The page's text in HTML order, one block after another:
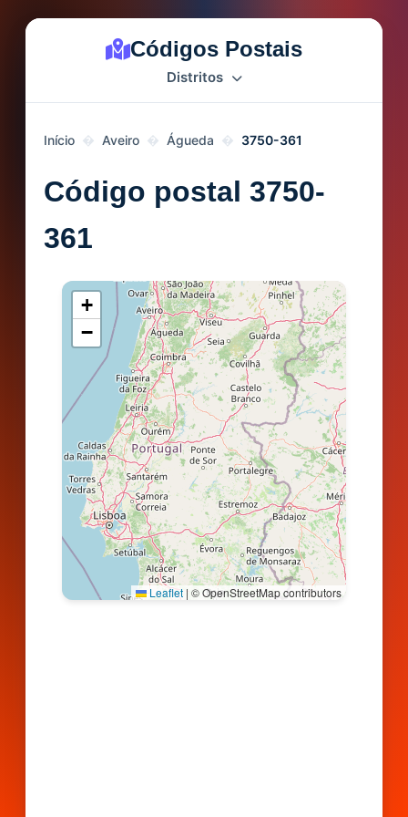
Códigos Postais
Distritos
Início Aveiro Águeda 3750-361
Código postal 3750-
361
+
−
Leaflet | © OpenStreetMap contributors